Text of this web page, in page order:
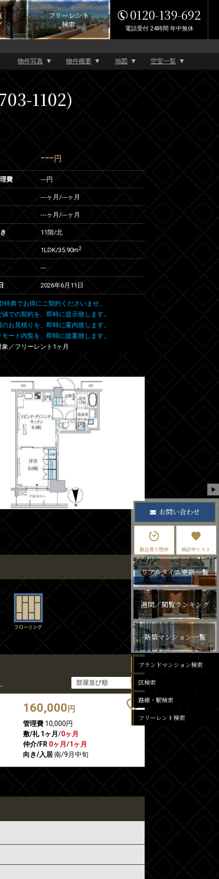
フリーレント
検索
0120-139-692
電話受付 24時間 年中無休
物件写真 物件概要 地図 空室一覧
1102)
--- 円
費 ---円
---ヶ月 /---ヶ月
---ヶ月 /---ヶ月
11階/北
1LDK/35.90m2
---
2026年6月11日
特典でお得にご契約くださいませ。
での契約を、即時に提示致します。
お見積りを、即時に案内致します。
ート内覧を、即時に提案致します。
／フリーレント1ヶ月
160,000 円
管理費10,000円
敷/礼 1ヶ月 /0ヶ月
仲介/FR 0ヶ月 /1ヶ月
向き/入居南/9月中旬
お問い合わせ
最近見た物件 検討中リスト
リアルタイム更新一覧
週間／閲覧ランキング
新築マンション一覧
ブランドマンション検索
区検索
路線・駅検索
フリーレント検索